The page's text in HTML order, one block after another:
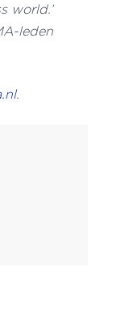
world.’
leden
.